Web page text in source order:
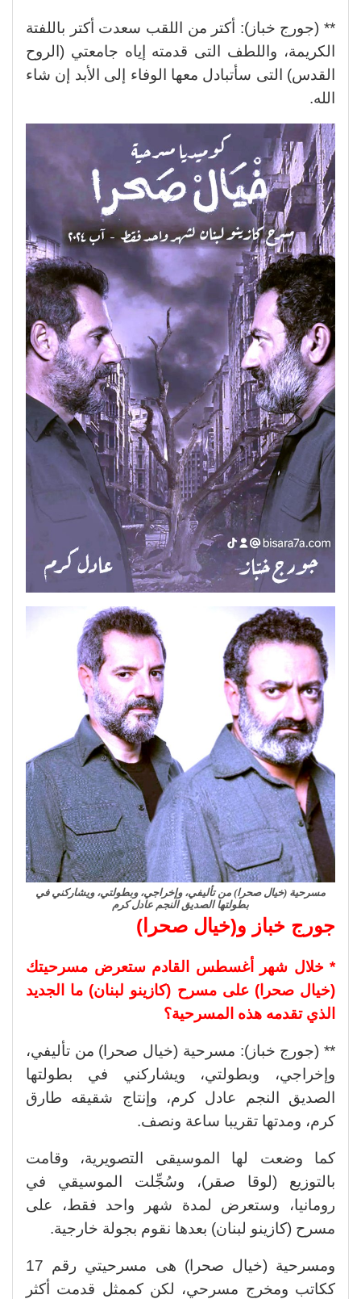
** (جورج خباز): أكتر من اللقب سعدت أكتر باللفتة
الكريمة، واللطف التى قدمته إياه جامعتي (الروح
القدس) التى سأتبادل معها الوفاء إلى الأبد إن شاء
الله.
مسرحية (خيال صحرا) من تأليفي، وإخراجي، وبطولتي، ويشاركني في
بطولتها الصديق النجم عادل كرم
جورج خباز و(خيال صحرا)
* خلال شهر أغسطس القادم ستعرض مسرحيتك
(خيال صحرا) على مسرح (كازينو لبنان) ما الجديد
الذي تقدمه هذه المسرحية؟
** (جورج خباز): مسرحية (خيال صحرا) من تأليفي،
وإخراجي، وبطولتي، ويشاركني في بطولتها
الصديق النجم عادل كرم، وإنتاج شقيقه طارق
كرم، ومدتها تقريبا ساعة ونصف.
كما وضعت لها الموسيقى التصويرية، وقامت
بالتوزيع (لوقا صقر)، وسُجِّلت الموسيقي في
رومانيا، وستعرض لمدة شهر واحد فقط، على
مسرح (كازينو لبنان) بعدها نقوم بجولة خارجية.
ومسرحية (خيال صحرا) هى مسرحيتي رقم 17
ككاتب ومخرج مسرحي، لكن كممثل قدمت أكثر